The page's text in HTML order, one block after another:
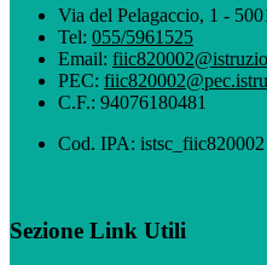
Via del Pelagaccio, 1 -
Tel: 055/5961525
Email:
PEC:
C.F.: 94076180481
Cod. IPA: istsc_fiic820002
Sezione Link Utili